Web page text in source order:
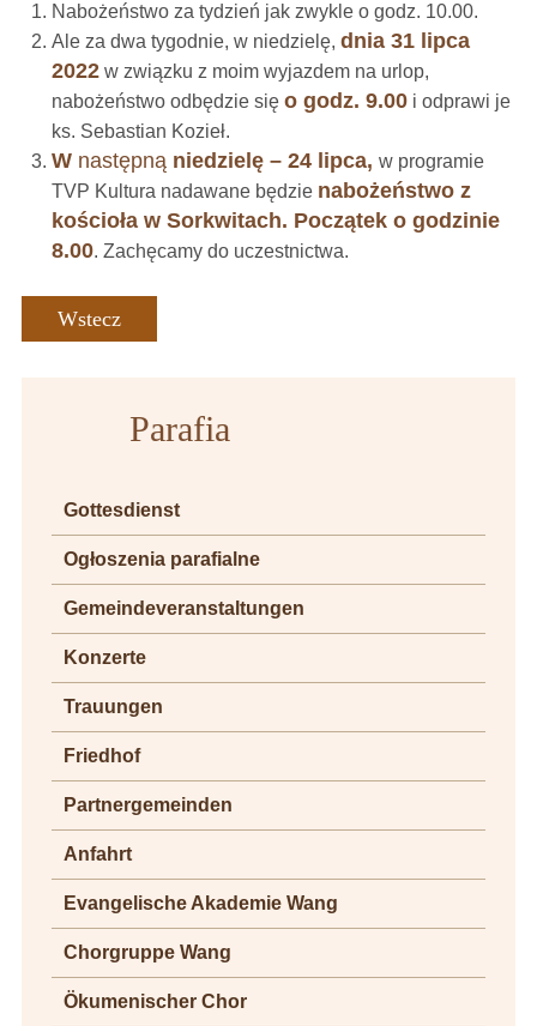
Nabożeństwo za tydzień jak zwykle o godz. 10.00.
Ale za dwa tygodnie, w niedzielę, dnia 31 lipca
2022w związku z moim wyjazdem na urlop,
nabożeństwo odbędzie się o godz. 9.00i odprawi je
ks. Sebastian Kozieł.
W następnąniedzielę – 24 lipca, w programie
TVP Kultura nadawane będzie nabożeństwo z
kościoła w Sorkwitach. Początek o godzinie
8.00. Zachęcamy do uczestnictwa.
Wstecz
Parafia
Gottesdienst
Ogłoszenia parafialne
Gemeindeveranstaltungen
Konzerte
Trauungen
Friedhof
Partnergemeinden
Anfahrt
Evangelische Akademie Wang
Chorgruppe Wang
Ökumenischer Chor